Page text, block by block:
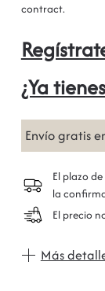
contract.
¿Ya
Envío gratis
El plazo
la
El precio
Más